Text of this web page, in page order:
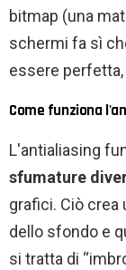
bitmap (una
schermi fa sì
essere
Come funziona
L'antialiasing
sfumature
grafici. Ciò crea
dello sfondo e
si tratta di